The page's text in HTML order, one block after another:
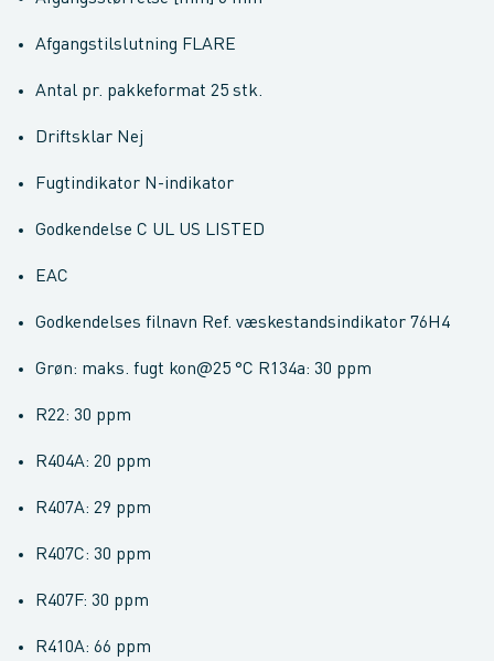
Afgangstilslutning FLARE
Antal pr. pakkeformat 25 stk.
Driftsklar Nej
Fugtindikator N-indikator
Godkendelse C UL US LISTED
EAC
Godkendelses filnavn Ref. væskestandsindikator 76H4
Grøn: maks. fugt kon@25 °C R134a: 30 ppm
R22: 30 ppm
R404A: 20 ppm
R407A: 29 ppm
R407C: 30 ppm
R407F: 30 ppm
R410A: 66 ppm